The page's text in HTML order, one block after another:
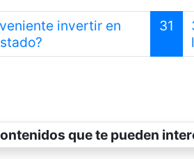
invertir en
Anterior
31
que te pueden